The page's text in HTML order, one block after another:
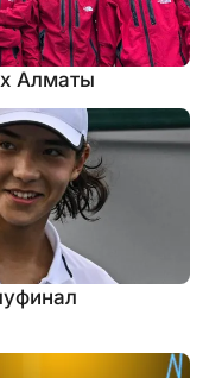
Алматы